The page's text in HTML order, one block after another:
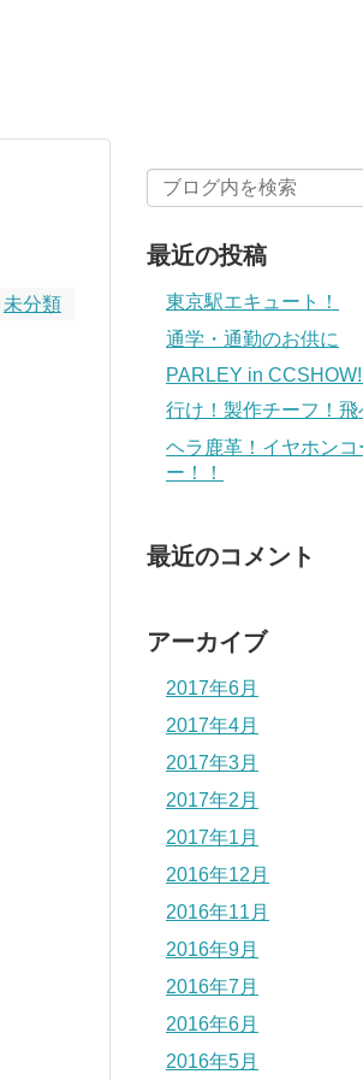
未分類
最近の投稿
東京駅エキュート！
通学・通勤のお供に
PARLEY in
行け！製作チーフ！飛
ヘラ鹿革！イヤホン
ー！！
最近のコメント
アーカイブ
2017年6月
2017年4月
2017年3月
2017年2月
2017年1月
2016年12月
2016年11月
2016年9月
2016年7月
2016年6月
2016年5月